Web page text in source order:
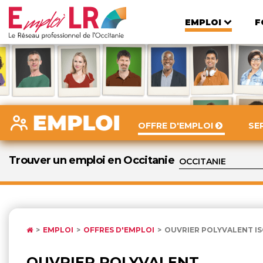
EMPLOI
OFFRE D'EMPLOI
Trouver un emploi en Occitanie
EMPLOI OFFRES D'EMPLOI OUVRIER POLYVALENT